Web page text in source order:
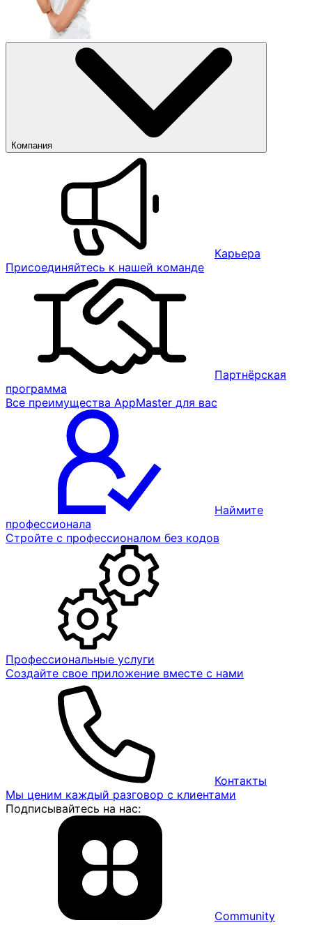
Компания
Карьера
Присоединяйтесь к нашей команде
Партнёрская
программа
Все преимущества AppMaster для вас
Наймите
профессионала
Стройте с профессионалом без кодов
Профессиональные услуги
Создайте свое приложение вместе с нами
Контакты
Мы ценим каждый разговор с клиентами
Подписывайтесь на нас:
Community